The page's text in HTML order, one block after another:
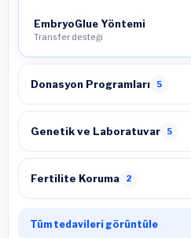
EmbryoGlue Yöntemi
Transfer desteği
Donasyon Programları 5
Genetik ve Laboratuvar 5
Fertilite Koruma 2
Tüm tedavileri görüntüle